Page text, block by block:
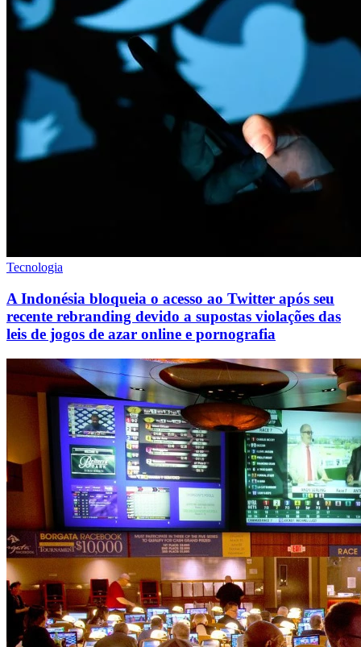
Tecnologia
A Indonésia bloqueia o acesso ao Twitter após seu
recente rebranding devido a supostas violações das
leis de jogos de azar online e pornografia